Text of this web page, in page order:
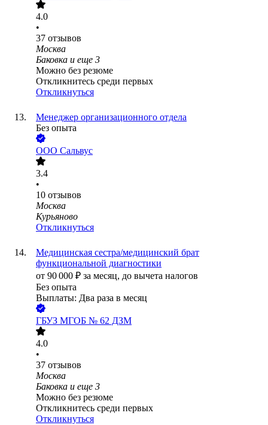
4.0
•
37 отзывов
Москва
Баковка и еще 3
Можно без резюме
Откликнитесь среди первых
Откликнуться
Менеджер организационного отдела
Без опыта
ООО Сальвус
3.4
•
10 отзывов
Москва
Курьяново
Откликнуться
Медицинская сестра/медицинский брат
функциональной диагностики
от 90 000 ₽ за месяц, до вычета налогов
Без опыта
Выплаты: Два раза в месяц
ГБУЗ МГОБ № 62 ДЗМ
4.0
•
37 отзывов
Москва
Баковка и еще 3
Можно без резюме
Откликнитесь среди первых
Откликнуться